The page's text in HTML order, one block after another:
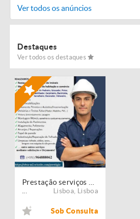
Ver todos os anúncios
Destaques
Ver todos os destaques
Lisboa Lisboa
Sob Consulta